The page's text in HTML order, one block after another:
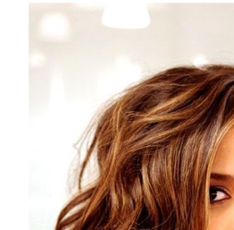
COSMOPROF WORLDWIDE
Cosmprof Worldwide Bologna
presenta THE BEAUTY &
WELLNESS CONGRESS
TEMI